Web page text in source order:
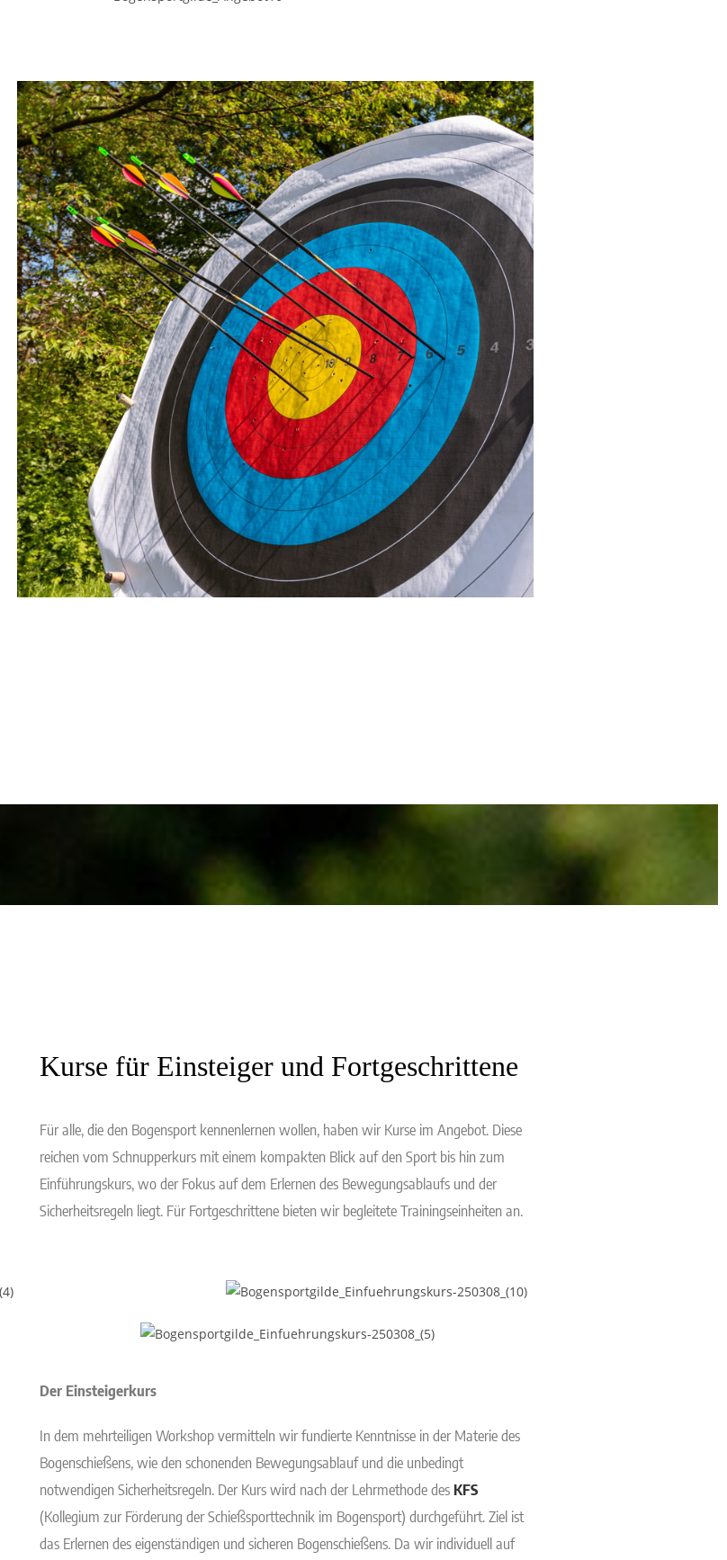
Kurse für Einsteiger und Fortgeschrittene
Für alle, die den Bogensport kennenlernen wollen, haben wir Kurse im Angebot. Diese
reichen vom Schnupperkurs mit einem kompakten Blick auf den Sport bis hin zum
Einführungskurs, wo der Fokus auf dem Erlernen des Bewegungsablaufs und der
Sicherheitsregeln liegt. Für Fortgeschrittene bieten wir begleitete Trainingseinheiten an.
Der Einsteigerkurs
In dem mehrteiligen Workshop vermitteln wir fundierte Kenntnisse in der Materie des
Bogenschießens, wie den schonenden Bewegungsablauf und die unbedingt
notwendigen Sicherheitsregeln. Der Kurs wird nach der Lehrmethode des KFS
(Kollegium zur Förderung der Schießsporttechnik im Bogensport) durchgeführt. Ziel ist
das Erlernen des eigenständigen und sicheren Bogenschießens. Da wir individuell auf